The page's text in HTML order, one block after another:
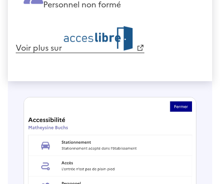
Personnel non formé
Voir plus sur